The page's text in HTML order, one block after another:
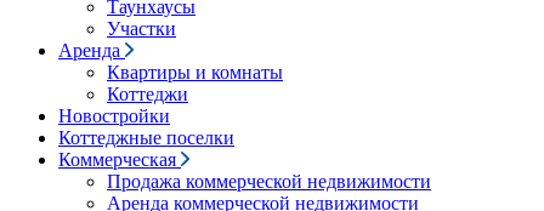
Таунхаусы
Участки
Аренда
Квартиры и комнаты
Коттеджи
Новостройки
Коттеджные поселки
Коммерческая
Продажа коммерческой недвижимости
Аренда коммерческой недвижимости